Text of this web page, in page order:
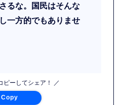
るな。国民はそんな
一方的でもありませ
ピーしてシェア！ ／
Copy